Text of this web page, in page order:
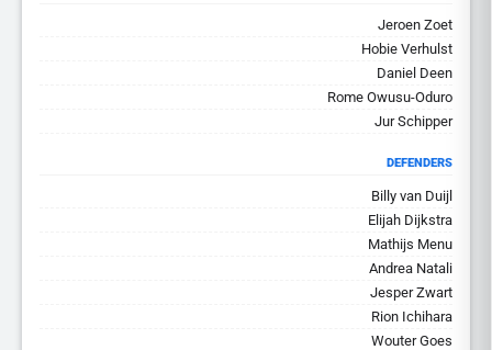
Jeroen Zoet
Hobie Verhulst
Daniel Deen
Rome Owusu-Oduro
Jur Schipper
DEFENDERS
Billy van Duijl
Elijah Dijkstra
Mathijs Menu
Andrea Natali
Jesper Zwart
Rion Ichihara
Wouter Goes